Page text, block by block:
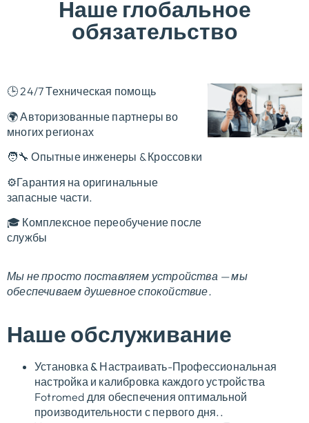
Наше глобальное
обязательство
🕒 24/7 Техническая помощь
🌍 Авторизованные партнеры во
многих регионах
🧑‍🔧 Опытные инженеры & Кроссовки
⚙️Гарантия на оригинальные
запасные части.
🎓 Комплексное переобучение после
службы
Мы не просто поставляем устройства — мы
обеспечиваем душевное спокойствие.
Наше обслуживание
Установка & Настраивать-Профессиональная
настройка и калибровка каждого устройства
Fotromed для обеспечения оптимальной
производительности с первого дня..